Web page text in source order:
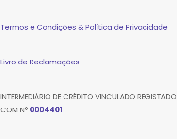
Termos e Condições & Política de Privacidade
Livro de Reclamações
INTERMEDIÁRIO DE CRÉDITO VINCULADO
COM Nº 0004401